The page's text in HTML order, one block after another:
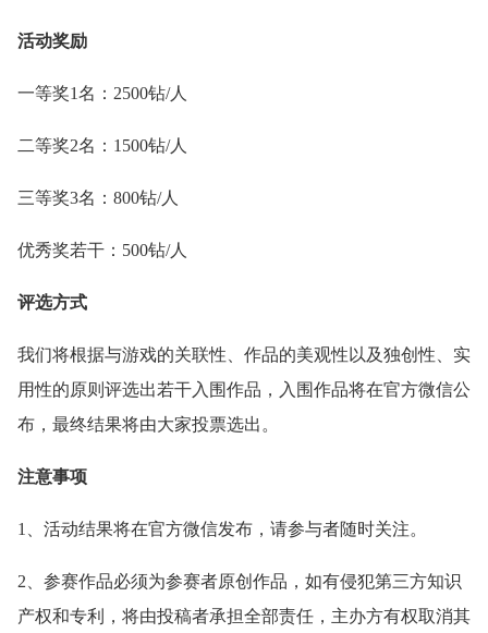
活动奖励
一等奖1名：2500钻/人
二等奖2名：1500钻/人
三等奖3名：800钻/人
优秀奖若干：500钻/人
评选方式
我们将根据与游戏的关联性、作品的美观性以及独创性、实
用性的原则评选出若干入围作品，入围作品将在官方微信公
布，最终结果将由大家投票选出。
注意事项
1、活动结果将在官方微信发布，请参与者随时关注。
2、参赛作品必须为参赛者原创作品，如有侵犯第三方知识
产权和专利，将由投稿者承担全部责任，主办方有权取消其